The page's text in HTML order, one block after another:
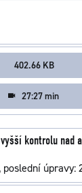
402.66 KB
27:27 min
kontrolu nad
úpravy: